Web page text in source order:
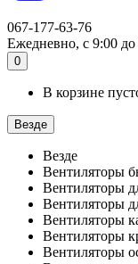
067-177-63-76
Ежедневно, с 9:00 до
0
В корзине
Везде
Везде
Вентиляторы
Вентиляторы
Вентиляторы
Вентиляторы
Вентиляторы
Вентиляторы